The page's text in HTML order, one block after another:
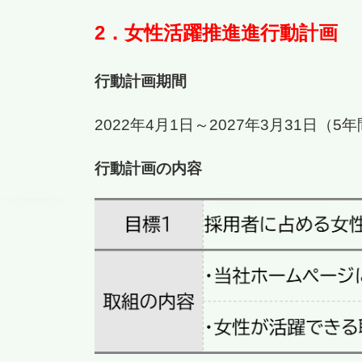
2．女性活躍推進進行動計画
行動計画期間
2022年4月1日～2027年3月31日（5年
行動計画の内容